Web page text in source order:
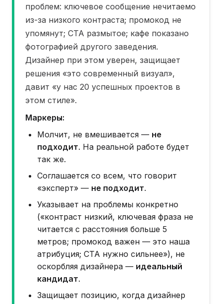
проблем: ключевое сообщение нечитаемо
из-за низкого контраста; промокод не
упомянут; CTA размытое; кафе показано
фотографией другого заведения.
Дизайнер при этом уверен, защищает
решения «это современный визуал»,
давит «у нас 20 успешных проектов в
этом стиле».
Маркеры:
Молчит, не вмешивается — не
подходит. На реальной работе будет
так же.
Соглашается со всем, что говорит
«эксперт» — не подходит.
Указывает на проблемы конкретно
(«контраст низкий, ключевая фраза не
читается с расстояния больше 5
метров; промокод важен — это наша
атрибуция; CTA нужно сильнее»), не
оскорбляя дизайнера — идеальный
кандидат.
Защищает позицию, когда дизайнер